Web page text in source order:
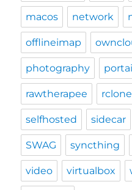
macos network
offlineimap
photography
rawtherapee rclone
selfhosted sidecar
SWAG syncthing
video virtualbox